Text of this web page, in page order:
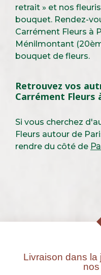
retrait » et nos
bouquet. Rendez-
Carrément Fleurs à
Ménilmontant
bouquet de fleurs.
Retrouvez vos
Carrément Fleurs
Si vous cherchez
Fleurs autour de
rendre du côté de
Livraison dans